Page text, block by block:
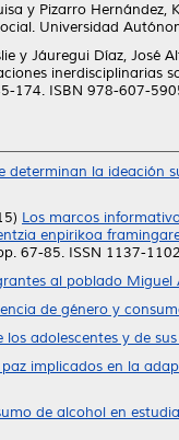
y Pizarro Hernández,
Universidad
y Jáuregui Díaz, José
inerdisciplinarias
174. ISBN 978-607-
determinan la ideación
Los marcos
enpirikoa
67-85. ISSN 1137-1102
al poblado Miguel
de género y
adolescentes y de
implicados en la
de alcohol en